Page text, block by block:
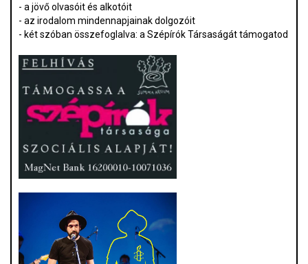
- a jövő olvasóit és alkotóit
- az irodalom mindennapjainak dolgozóit
- két szóban összefoglalva: a Szépírók Társaságát támogatod